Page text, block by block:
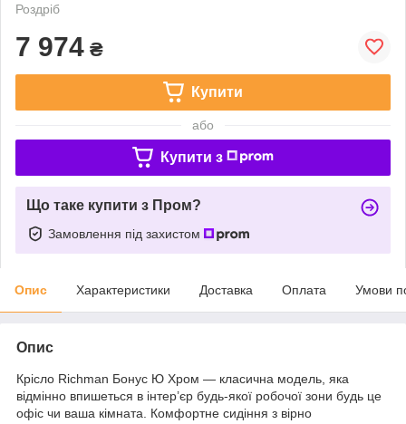
Роздріб
7 974 ₴
Купити
або
Купити з
Що таке купити з Пром?
Замовлення під захистом
Опис Характеристики Доставка Оплата Умови
Опис
Крісло Richman Бонус Ю Хром — класична модель, яка
відмінно впишеться в інтер’єр будь-якої робочої зони будь це
офіс чи ваша кімната. Комфортне сидіння з вірно